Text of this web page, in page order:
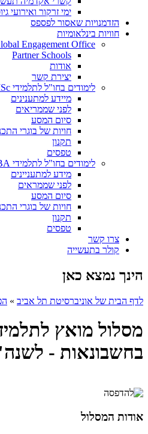
ימי זרקור ואירועי
הזדמנויות שאסור לפספס
חוויות בינלאומיות
Engagement Office
Partner Schools
אודות
יצירת קשר
לימודים בחו"ל לתלמידי MBA/MSc
מיידע למתענינים
לפני שממריאים
סיום המסע
חויות של בוגרי
תקנון
טפסים
לימודים בחו"ל לתלמידי BA
מידע למתעניינים
לפני שממראים
סיום המסע
חויות של בוגרי
תקנון
טפסים
צרו קשר
קולר בתעשייה
הינך נמצא כאן
לדף הבית של אוניברסיטת תל אביב »
מסלול מואץ
בחשבונאות -
אודות המסלול